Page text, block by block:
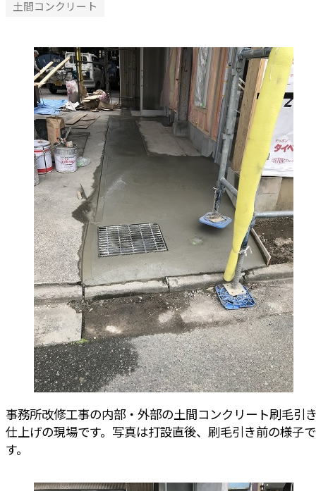
土間コンクリート
事務所改修工事の内部・外部の土間コンクリート刷毛引
仕上げの現場です。写真は打設直後、刷毛引き前の様子で
す。